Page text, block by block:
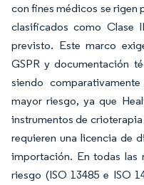
con fines médicos se rigen
clasificados como Clase
previsto. Este marco
GSPR y documentación
siendo
mayor riesgo, ya que
instrumentos de
requieren una licencia de
importación. En todas las
riesgo (ISO 13485 e ISO